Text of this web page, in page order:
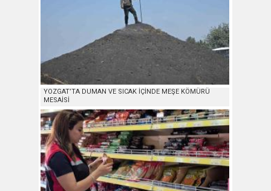
YOZGAT’TA DUMAN VE SICAK İÇİNDE MEŞE KÖMÜRÜ
MESAİSİ